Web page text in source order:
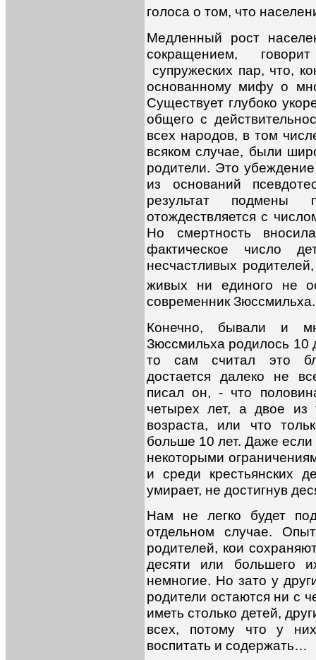
голоса о том, что
Медленный рост
сокращением,
супружеских пар, что,
основанному мифу о
Существует глубоко
общего с
всех народов, в том
всяком случае, были
родители. Это
из оснований
результат подмены
отождествляется с
Но смертность
фактическое число
несчастливых
живых ни единого не
современник Зюссмильха.
Конечно, бывали и
Зюссмильха родилось 10
то сам считал это
достается далеко не
писал он, - что
четырех лет, а двое из
возраста, или что
больше 10 лет. Даже если
некоторыми
и среди крестьянских
умирает, не достигнув
Нам не легко будет
отдельном случае.
родителей, кои
десяти или большего
немногие. Но зато у
родители остаются ни с
иметь столько детей,
всех, потому что у
воспитать и содержать…